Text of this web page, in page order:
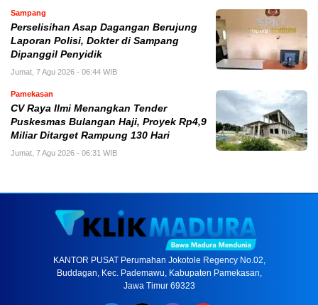
Sampang
Perselisihan Asap Dagangan Berujung
Laporan Polisi, Dokter di Sampang
Dipanggil Penyidik
Jumat, 7 Agu 2026 - 06:44 WIB
Pamekasan
CV Raya Ilmi Menangkan Tender
Puskesmas Bulangan Haji, Proyek Rp4,9
Miliar Ditarget Rampung 130 Hari
Jumat, 7 Agu 2026 - 06:31 WIB
KANTOR PUSAT Perumahan Jokotole Regency No.02,
Buddagan, Kec. Pademawu, Kabupaten Pamekasan,
Jawa Timur 69323